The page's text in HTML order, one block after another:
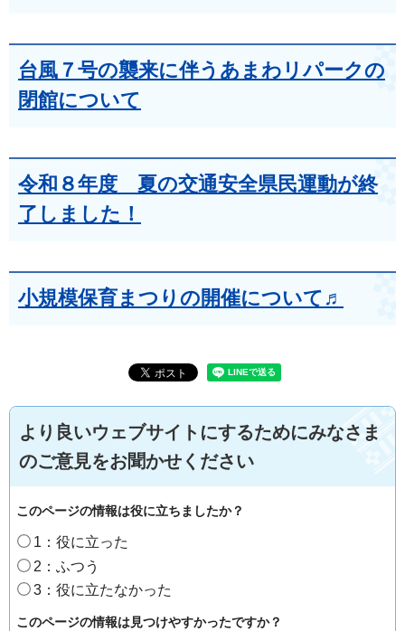
台風７号の襲来に伴うあまわリパークの
閉館について
令和８年度 夏の交通安全県民運動が終
了しました！
小規模保育まつりの開催について♬
より良いウェブサイトにするためにみなさま
のご意見をお聞かせください
このページの情報は役に立ちましたか？
1：役に立った
2：ふつう
3：役に立たなかった
このページの情報は見つけやすかったですか？